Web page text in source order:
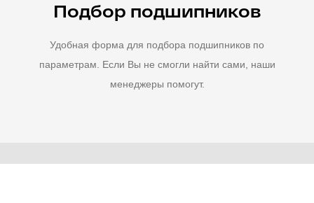
Подбор подшипников
Удобная форма для подбора подшипников по
параметрам. Если Вы не смогли найти сами, наши
менеджеры помогут.